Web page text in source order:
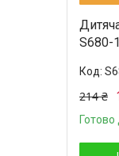
S680-
214 ₴
Готово